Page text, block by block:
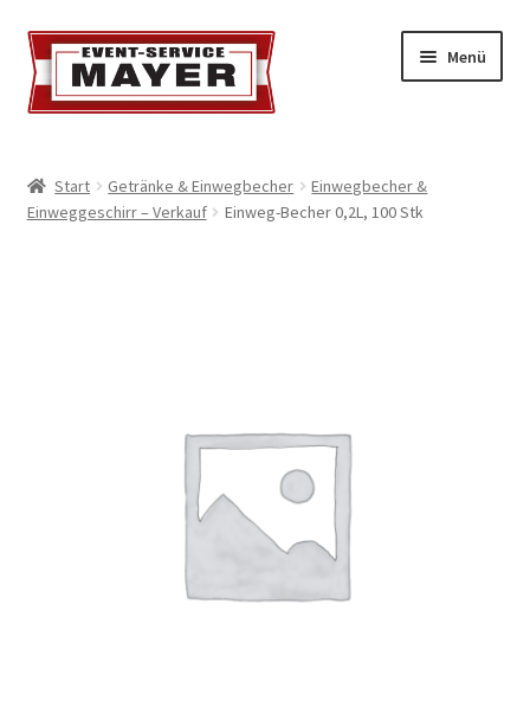
Menü
Event-Service
Geschäftsbedingungen
Start Getränke & Einwegbecher
Einwegbecher &
Einweggeschirr – Verkauf
Einweg-Becher 0,2L, 100 Stk